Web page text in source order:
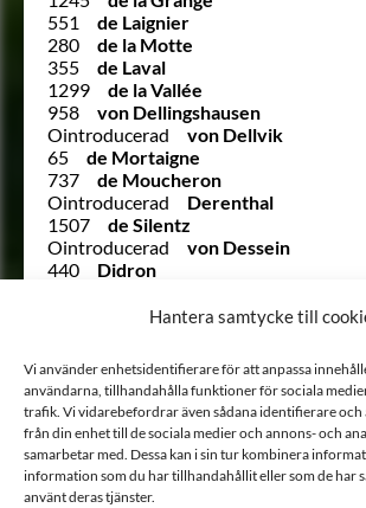
Hantera samtycke till
Vi använder enhetsidentifierare för att anpassa
användarna, tillhandahålla funktioner för sociala
trafik. Vi vidarebefordrar även sådana identifierare
från din enhet till de sociala medier och annons- och
samarbetar med. Dessa kan i sin tur kombinera
information som du har tillhandahållit eller som de har
använt deras tjänster.
551
de Laignier
280
de la Motte
355
de Laval
1299
de la Vallée
958
von Dellingshausen
Ointroducerad
von Dellvik
65
de Mortaigne
737
de Moucheron
Ointroducerad
Derenthal
1507
de Silentz
Ointroducerad
von Dessein
440
Didron
Ointroducerad
Dieterich
426
Djurfelt
968
Djurklow
1340
von Dobrokowsky
65
Dohna
Ointroducerad
von Dornfelt
(28 ½)
Douglas
19
Douglas